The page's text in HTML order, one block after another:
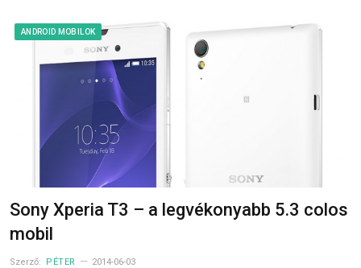
ANDROID MOBILOK
Sony Xperia T3 – a legvékonyabb 5.3 colos
mobil
Szerző: PÉTER 2014-06-03